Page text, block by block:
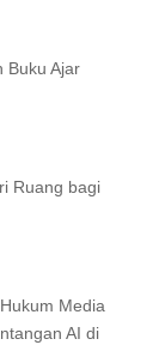
Buku Ajar
Ruang bagi
Media
AI di